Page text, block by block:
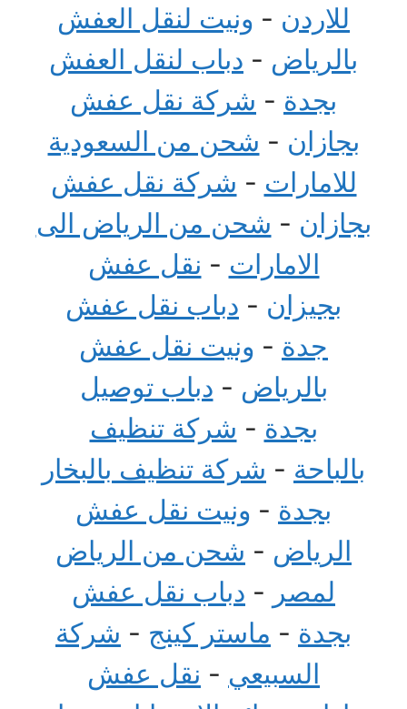
للاردن - ونيت لنقل العفش
بالرياض - دباب لنقل العفش
بجدة - شركة نقل عفش
بجازان - شحن من السعودية
للامارات - شركة نقل عفش
بجازان - شحن من الرياض الى
الامارات - نقل عفش
بجيزان - دباب نقل عفش
جدة - ونيت نقل عفش
بالرياض - دباب توصيل
بجدة - شركة تنظيف
بالباحة - شركة تنظيف بالبخار
بجدة - ونيت نقل عفش
الرياض - شحن من الرياض
لمصر - دباب نقل عفش
بجدة - ماستر كينج - شركة
السبيعي - نقل عفش